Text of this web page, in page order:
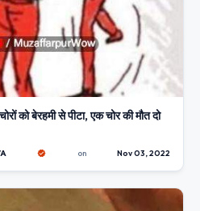
को बेरहमी से पीटा, एक चोर की मौत दो
on Nov 03, 2022